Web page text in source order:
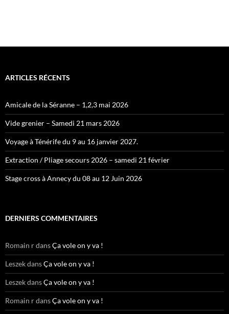
ARTICLES RÉCENTS
Amicale de la Séranne – 1,2,3 mai 2026
Vide grenier – Samedi 21 mars 2026
Voyage à Ténérife du 9 au 16 janvier 2027.
Extraction / Pliage secours 2026 – samedi 21 février
Stage cross à Annecy du 08 au 12 Juin 2026
DERNIERS COMMENTAIRES
Romain rdansÇa vole on y va !
LeszekdansÇa vole on y va !
LeszekdansÇa vole on y va !
Romain rdansÇa vole on y va !